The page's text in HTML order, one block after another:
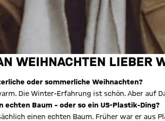
WEIHNACHTEN LIEBER
oder sommerliche Weihnachten?
Die Winter-Erfahrung ist schön. Aber auf
echten Baum – oder so ein US-Plastik-Ding?
einen echten Baum. Früher war er aus